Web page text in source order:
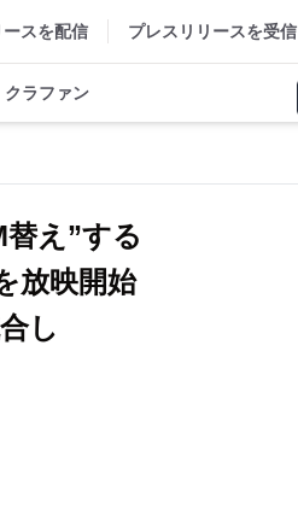
スを配信 プレスリリースを受信
クラファン
え”する
放映開始
し